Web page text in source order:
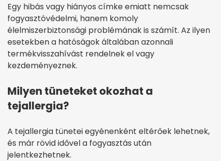
Egy hibás vagy hiányos címke emiatt nemcsak
fogyasztóvédelmi, hanem komoly
élelmiszerbiztonsági problémának is számít. Az ilyen
esetekben a hatóságok általában azonnali
termékvisszahívást rendelnek el vagy
kezdeményeznek.
Milyen tüneteket okozhat a
tejallergia?
A tejallergia tünetei egyénenként eltérőek lehetnek,
és már rövid idővel a fogyasztás után
jelentkezhetnek.